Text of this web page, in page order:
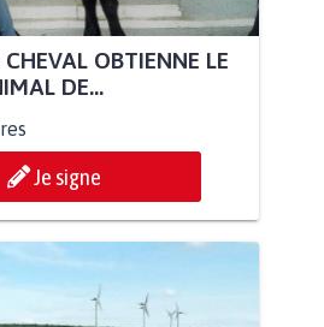
OBTIENNE LE
DE...
Je signe